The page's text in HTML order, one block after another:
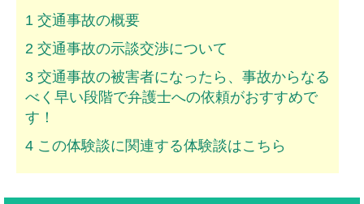
1 交通事故の概要
2 交通事故の示談交渉について
3 交通事故の被害者になったら、事故からなる
べく早い段階で弁護士への依頼がおすすめで
す！
4 この体験談に関連する体験談はこちら
バイク事故の体験談
自転車事故の体験談
ムチ打ちの体験談
捻挫の体験談
打撲の体験談